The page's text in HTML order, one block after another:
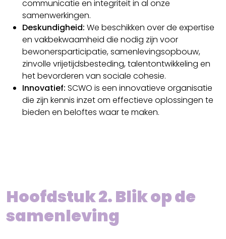
communicatie en integriteit in al onze
samenwerkingen.
Deskundigheid: We beschikken over de expertise
en vakbekwaamheid die nodig zijn voor
bewonersparticipatie, samenlevingsopbouw,
zinvolle vrijetijdsbesteding, talentontwikkeling en
het bevorderen van sociale cohesie.
Innovatief: SCWO is een innovatieve organisatie
die zijn kennis inzet om effectieve oplossingen te
bieden en beloftes waar te maken.
Hoofdstuk 2. Blik op de
samenleving